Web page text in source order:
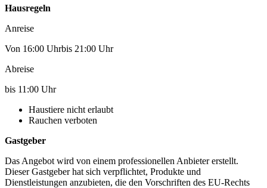
Hausregeln
Anreise
Von 16:00 Uhrbis 21:00 Uhr
Abreise
bis 11:00 Uhr
Haustiere nicht erlaubt
Rauchen verboten
Gastgeber
Das Angebot wird von einem professionellen Anbieter erstellt.
Dieser Gastgeber hat sich verpflichtet, Produkte und
Dienstleistungen anzubieten, die den Vorschriften des EU-Rechts